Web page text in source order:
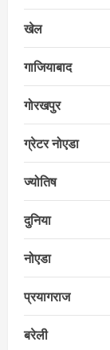
खेल
गाजियाबाद
गोरखपुर
ग्रेटर नोएडा
ज्योतिष
दुनिया
नोएडा
प्रयागराज
बरेली